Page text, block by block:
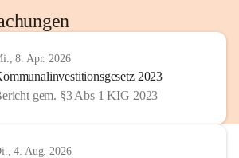
8. Apr. 2026
2023
gem. §3 Abs 1 KIG 2023
4. Aug. 2026